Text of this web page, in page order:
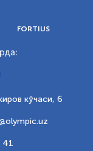
FORTIUS
кўчаси, 6
41